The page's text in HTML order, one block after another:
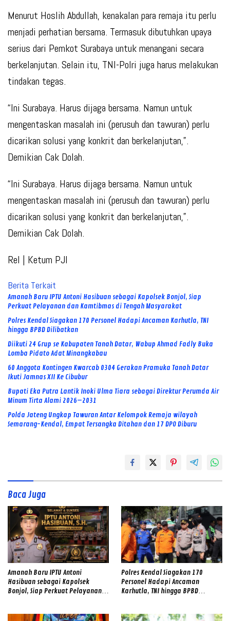
Menurut Hoslih Abdullah, kenakalan para remaja itu perlu
menjadi perhatian bersama. Termasuk dibutuhkan upaya
serius dari Pemkot Surabaya untuk menangani secara
berkelanjutan. Selain itu, TNI-Polri juga harus melakukan
tindakan tegas.
“Ini Surabaya. Harus dijaga bersama. Namun untuk
mengentaskan masalah ini (perusuh dan tawuran) perlu
dicarikan solusi yang konkrit dan berkelanjutan,”.
Demikian Cak Dolah.
“Ini Surabaya. Harus dijaga bersama. Namun untuk
mengentaskan masalah ini (perusuh dan tawuran) perlu
dicarikan solusi yang konkrit dan berkelanjutan,”.
Demikian Cak Dolah.
Rel | Ketum PJI
Berita Terkait
Amanah Baru IPTU Antoni Hasibuan sebagai Kapolsek Bonjol, Siap
Perkuat Pelayanan dan Kamtibmas di Tengah Masyarakat
Polres Kendal Siagakan 170 Personel Hadapi Ancaman Karhutla, TNI
hingga BPBD Dilibatkan
Diikuti 24 Grup se Kabupaten Tanah Datar, Wabup Ahmad Fadly Buka
Lomba Pidato Adat Minangkabau
60 Anggota Kontingen Kwarcab 0304 Gerakan Pramuka Tanah Datar
Ikuti Jamnas XII Ke Cibubur
Bupati Eka Putra Lantik Inoki Ulma Tiara sebagai Direktur Perumda Air
Minum Tirta Alami 2026–2031
Polda Jateng Ungkap Tawuran Antar Kelompok Remaja wilayah
Semarang-Kendal, Empat Tersangka Ditahan dan 17 DPO Diburu
Baca Juga
Amanah Baru IPTU Antoni
Hasibuan sebagai Kapolsek
Bonjol, Siap Perkuat Pelayanan
Polres Kendal Siagakan 170
Personel Hadapi Ancaman
Karhutla, TNI hingga BPBD